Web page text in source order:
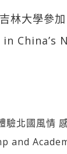
林大學參
in
驗北國風情
and